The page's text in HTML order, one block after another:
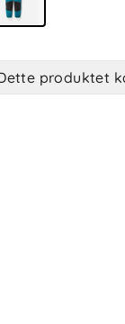
produktet